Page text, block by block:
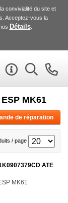
convivialité du site et
Acceptez-vous la
Détails.
MK61
de réparation
/ page
ATE
MK61